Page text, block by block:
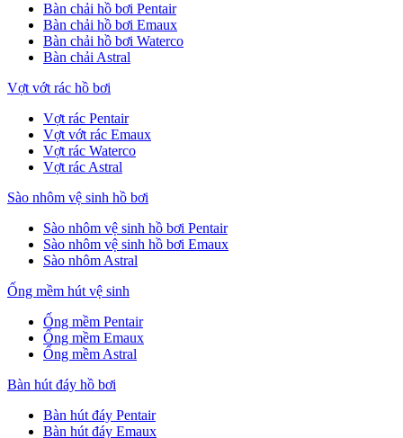
Bàn chải hồ bơi Pentair
Bàn chải hồ bơi Emaux
Bàn chải hồ bơi Waterco
Bàn chải Astral
Vợt vớt rác hồ bơi
Vợt rác Pentair
Vợt vớt rác Emaux
Vợt rác Waterco
Vợt rác Astral
Sào nhôm vệ sinh hồ bơi
Sào nhôm vệ sinh hồ bơi Pentair
Sào nhôm vệ sinh hồ bơi Emaux
Sào nhôm Astral
Ống mềm hút vệ sinh
Ống mềm Pentair
Ống mềm Emaux
Ống mềm Astral
Bàn hút đáy hồ bơi
Bàn hút đáy Pentair
Bàn hút đáy Emaux